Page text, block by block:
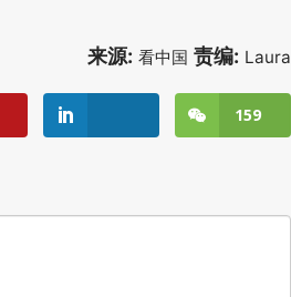
来源: 看中国 责编: Laura
159